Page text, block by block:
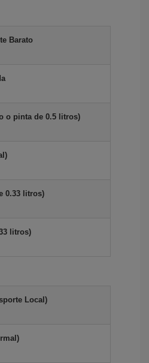
Barato
o pinta de 0.5 litros)
0.33 litros)
litros)
Local)